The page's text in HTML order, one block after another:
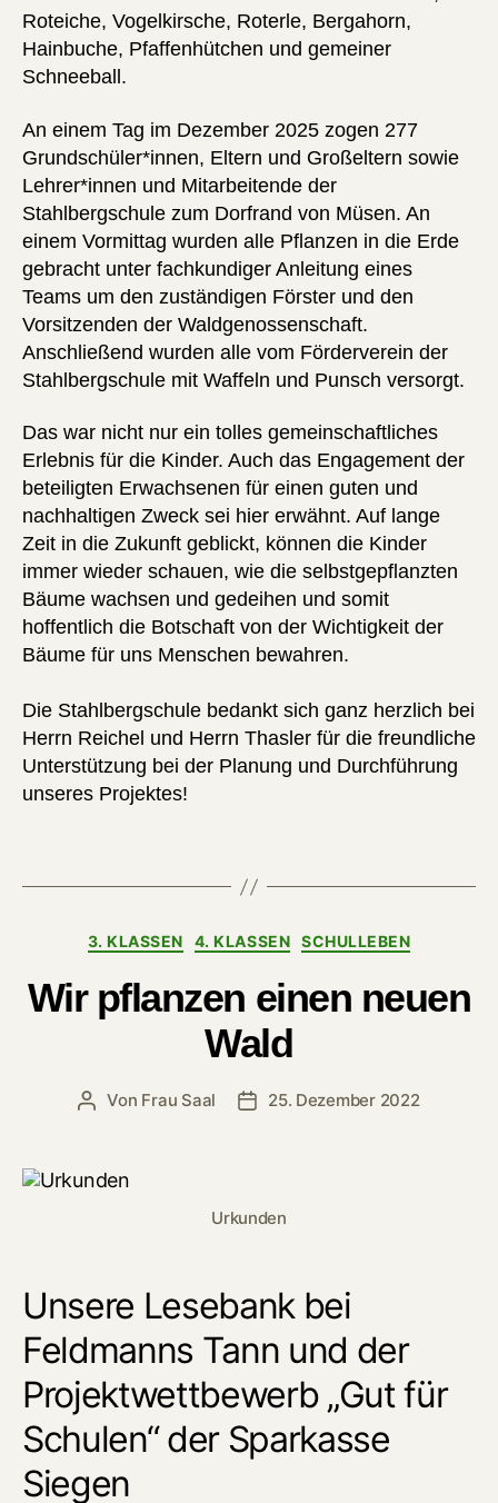
Roteiche, Vogelkirsche, Roterle, Bergahorn,
Hainbuche, Pfaffenhütchen und gemeiner
Schneeball.
An einem Tag im Dezember 2025 zogen 277
Grundschüler*innen, Eltern und Großeltern sowie
Lehrer*innen und Mitarbeitende der
Stahlbergschule zum Dorfrand von Müsen. An
einem Vormittag wurden alle Pflanzen in die Erde
gebracht unter fachkundiger Anleitung eines
Teams um den zuständigen Förster und den
Vorsitzenden der Waldgenossenschaft.
Anschließend wurden alle vom Förderverein der
Stahlbergschule mit Waffeln und Punsch versorgt.
Das war nicht nur ein tolles gemeinschaftliches
Erlebnis für die Kinder. Auch das Engagement der
beteiligten Erwachsenen für einen guten und
nachhaltigen Zweck sei hier erwähnt. Auf lange
Zeit in die Zukunft geblickt, können die Kinder
immer wieder schauen, wie die selbstgepflanzten
Bäume wachsen und gedeihen und somit
hoffentlich die Botschaft von der Wichtigkeit der
Bäume für uns Menschen bewahren.
Die Stahlbergschule bedankt sich ganz herzlich bei
Herrn Reichel und Herrn Thasler für die freundliche
Unterstützung bei der Planung und Durchführung
unseres Projektes!
Kategorien
3. KLASSEN 4. KLASSEN SCHULLEBEN
Wir pflanzen einen neuen
Wald
Beitragsautor
Von Frau Saal Veröffentlichungsdatum
25. Dezember 2022
Urkunden
Unsere Lesebank bei
Feldmanns Tann und der
Projektwettbewerb „Gut für
Schulen“ der Sparkasse
Siegen